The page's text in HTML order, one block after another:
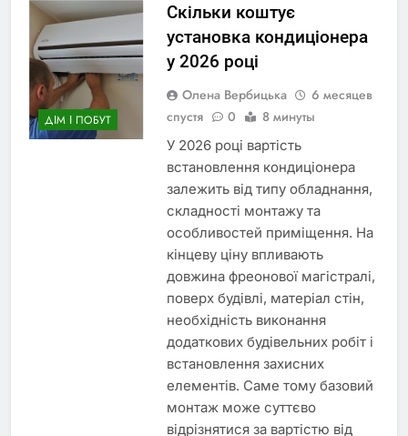
ДІМ І ПОБУТ
Скільки коштує
установка кондиціонера
у 2026 році
Олена Вербицька
6 месяцев
спустя
0 8 минуты
У 2026 році вартість
встановлення кондиціонера
залежить від типу обладнання,
складності монтажу та
особливостей приміщення. На
кінцеву ціну впливають
довжина фреонової магістралі,
поверх будівлі, матеріал стін,
необхідність виконання
додаткових будівельних робіт і
встановлення захисних
елементів. Саме тому базовий
монтаж може суттєво
відрізнятися за вартістю від